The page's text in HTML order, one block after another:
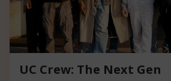
UC Crew: The Next Gen